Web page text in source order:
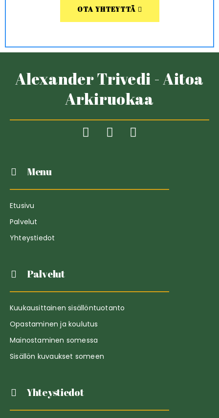
OTA YHTEYTTÄ
Alexander Trivedi - Aitoa
Arkiruokaa
Menu
Etusivu
Palvelut
Yhteystiedot
Palvelut
Kuukausittainen sisällöntuotanto
Opastaminen ja koulutus
Mainostaminen somessa
Sisällön kuvaukset someen
Yhteystiedot